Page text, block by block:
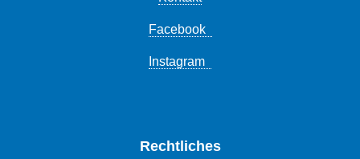
Facebook
Instagram
Rechtliches